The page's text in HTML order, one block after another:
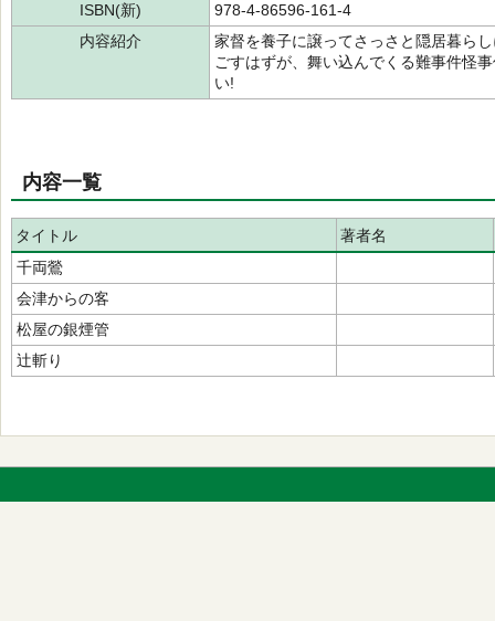
ISBN(新)
978-4-86596-161-4
内容紹介
家督を養子に譲ってさっさと隠居暮ら
ごすはずが、舞い込んでくる難事件怪
い!
内容一覧
タイトル
著者名
千両鶯
会津からの客
松屋の銀煙管
辻斬り